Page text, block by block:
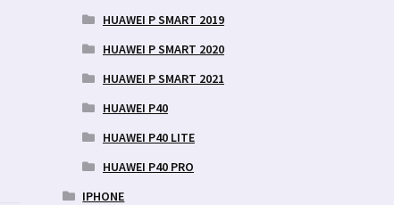
HUAWEI P SMART 2019
HUAWEI P SMART 2020
HUAWEI P SMART 2021
HUAWEI P40
HUAWEI P40 LITE
HUAWEI P40 PRO
IPHONE